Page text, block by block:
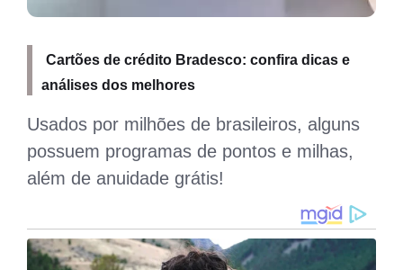
Cartões de crédito Bradesco: confira dicas e
análises dos melhores
Usados por milhões de brasileiros, alguns
possuem programas de pontos e milhas,
além de anuidade grátis!